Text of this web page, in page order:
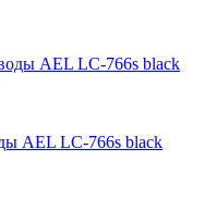
AEL LC-766s black